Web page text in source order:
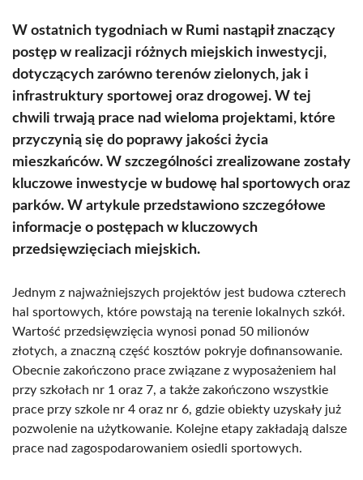
W ostatnich tygodniach w Rumi nastąpił znaczący
postęp w realizacji różnych miejskich inwestycji,
dotyczących zarówno terenów zielonych, jak i
infrastruktury sportowej oraz drogowej. W tej
chwili trwają prace nad wieloma projektami, które
przyczynią się do poprawy jakości życia
mieszkańców. W szczególności zrealizowane zostały
kluczowe inwestycje w budowę hal sportowych oraz
parków. W artykule przedstawiono szczegółowe
informacje o postępach w kluczowych
przedsięwzięciach miejskich.
Jednym z najważniejszych projektów jest budowa czterech
hal sportowych, które powstają na terenie lokalnych szkół.
Wartość przedsięwzięcia wynosi ponad 50 milionów
złotych, a znaczną część kosztów pokryje dofinansowanie.
Obecnie zakończono prace związane z wyposażeniem hal
przy szkołach nr 1 oraz 7, a także zakończono wszystkie
prace przy szkole nr 4 oraz nr 6, gdzie obiekty uzyskały już
pozwolenie na użytkowanie. Kolejne etapy zakładają dalsze
prace nad zagospodarowaniem osiedli sportowych.